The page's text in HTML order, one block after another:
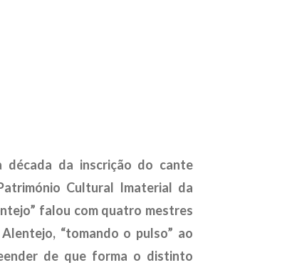
década da inscrição do cante
Cultural Imaterial da
falou com quatro mestres
“tomando o pulso” ao
de que forma o distinto